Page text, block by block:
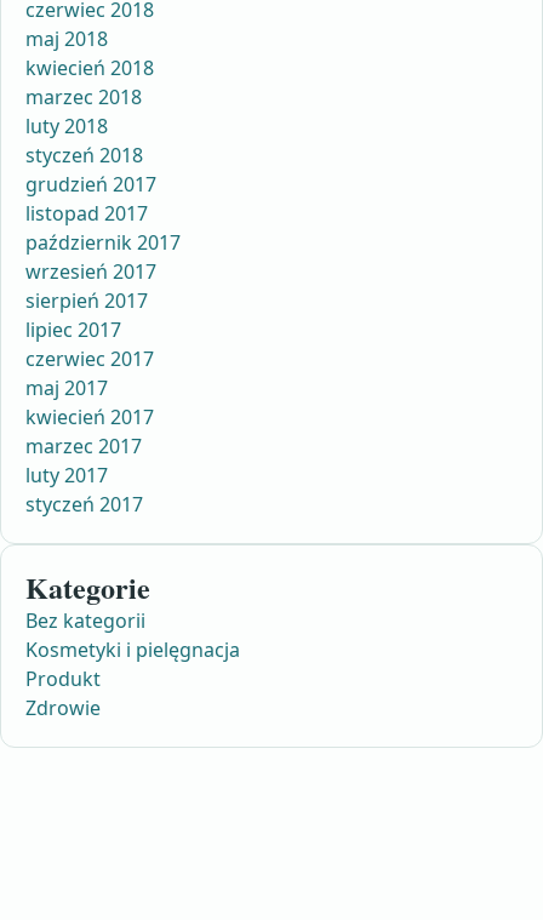
czerwiec 2018
maj 2018
kwiecień 2018
marzec 2018
luty 2018
styczeń 2018
grudzień 2017
listopad 2017
październik 2017
wrzesień 2017
sierpień 2017
lipiec 2017
czerwiec 2017
maj 2017
kwiecień 2017
marzec 2017
luty 2017
styczeń 2017
Kategorie
Bez kategorii
Kosmetyki i pielęgnacja
Produkt
Zdrowie